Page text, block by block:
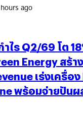
ago
ำไร Q2/69 โต
Energy สร้า
เร่งเครื่อ
พร้อมจ่ายปันผ